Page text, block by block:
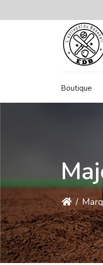
Boutique
/